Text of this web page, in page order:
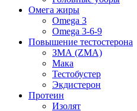
Омега жиры
Omega 3
Omega 3-6-9
Повышение тестостерона
ЗМА (ZMA)
Мака
Тестобустер
Экдистерон
Протеин
Изолят